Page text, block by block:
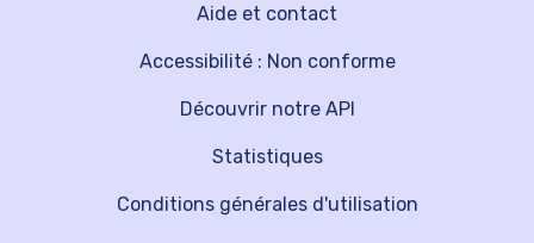
Découvrir notre API
Aide et contact
Statistiques
Accessibilité : Non conforme
Conditions générales d'utilisation